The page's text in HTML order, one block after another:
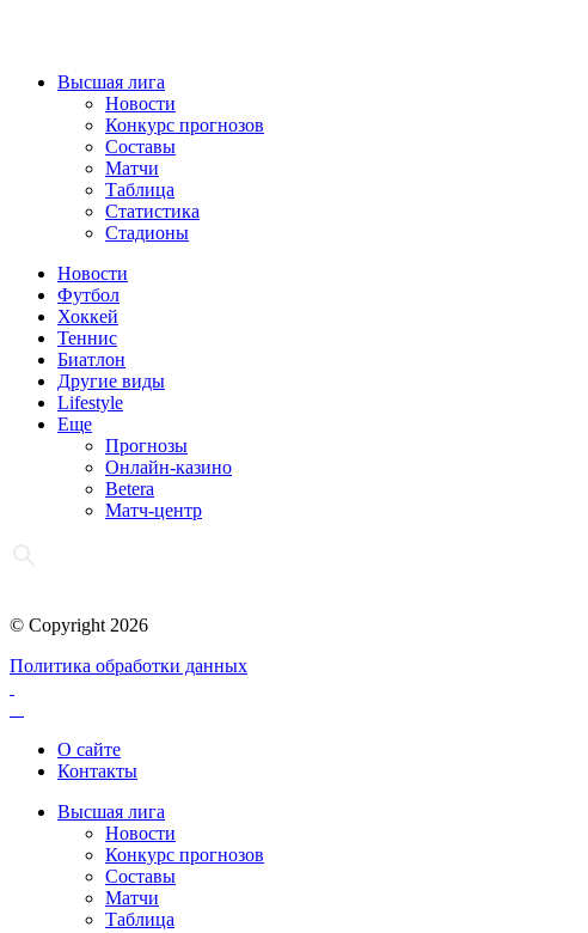
Высшая лига
Новости
Конкурс прогнозов
Составы
Матчи
Таблица
Статистика
Стадионы
Новости
Футбол
Хоккей
Теннис
Биатлон
Другие виды
Lifestyle
Еще
Прогнозы
Онлайн-казино
Betera
Матч-центр
© Copyright 2026
Политика обработки данных
О сайте
Контакты
Высшая лига
Новости
Конкурс прогнозов
Составы
Матчи
Таблица